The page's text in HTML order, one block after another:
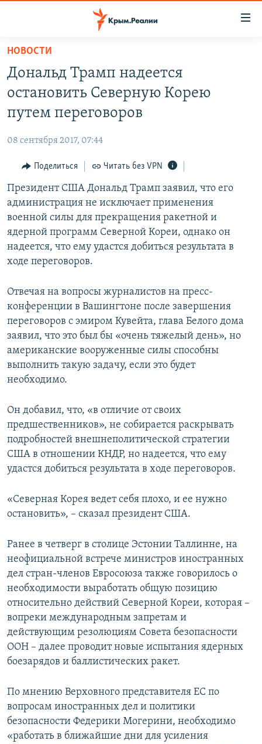
Вернуться
основному
содержанию
главной
навигации
Вернутся
поиску
СПЕЦПРОЕКТЫ
11 ЛЕТ ОККУПАЦИИ КРЫМА. 11 ИСТОРИЙ СОПРОТИВЛЕНИЯ
ЕЩЕ
ИНТЕРАКТИВ
ИНФОГРАФИКА
ТЕЛЕПРОЕКТ КРЫМ.РЕАЛИИ
СОВЕТЫ ПРАВОЗАЩИТНИКОВ
ПРОПАВШИЕ БЕЗ ВЕСТИ
КРЫМ.НЕПОКОРЕННЫЙ
УКРАИНСКАЯ ПРОБЛЕМА КРЫМА
РАДІО СВОБОДА
КАК ОБОЙТИ БЛОКИРОВКУ
Українською
Qırımtatar
Все сайты RFE/RL
НОВОСТИ
Дональд Трамп надеется
остановить Северную Корею
путем переговоров
08 сентября 2017, 07:44
Поделиться Читать без VPN
Президент США Дональд Трамп заявил, что его
администрация не исключает применения
военной силы для прекращения ракетной и
ядерной программ Северной Кореи, однако он
надеется, что ему удастся добиться результата в
ходе переговоров.
Отвечая на вопросы журналистов на пресс-
конференции в Вашингтоне после завершения
переговоров с эмиром Кувейта, глава Белого дома
заявил, что это был бы «очень тяжелый день», но
американские вооруженные силы способны
выполнить такую задачу, если это будет
необходимо.
Он добавил, что, «в отличие от своих
предшественников», не собирается раскрывать
подробностей внешнеполитической стратегии
США в отношении КНДР, но надеется, что ему
удастся добиться результата в ходе переговоров.
«Северная Корея ведет себя плохо, и ее нужно
остановить», – сказал президент США.
Ранее в четверг в столице Эстонии Таллинне, на
неофициальной встрече министров иностранных
дел стран-членов Евросоюза также говорилось о
необходимости выработать общую позицию
относительно действий Северной Кореи, которая –
вопреки международным запретам и
действующим резолюциям Совета безопасности
ООН – далее проводит новые испытания ядерных
боезарядов и баллистических ракет.
По мнению Верховного представителя ЕС по
вопросам иностранных дел и политики
безопасности Федерики Могерини, необходимо
«работать в ближайшие дни для усиления